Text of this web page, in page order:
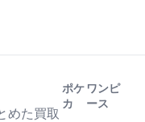
めた買取
ポケ
カ
ワンピ
ース